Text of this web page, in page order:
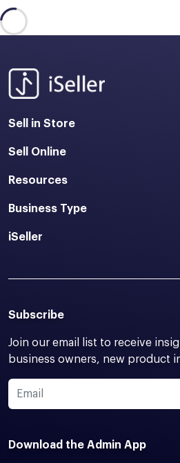
Sell in Store
Sell Online
Resources
Business Type
iSeller
Subscribe
Join our email list to receive
business owners, new product
Download the Admin App